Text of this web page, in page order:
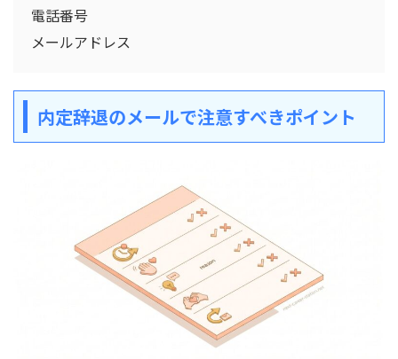
電話番号
メールアドレス
内定辞退のメールで注意すべきポイント